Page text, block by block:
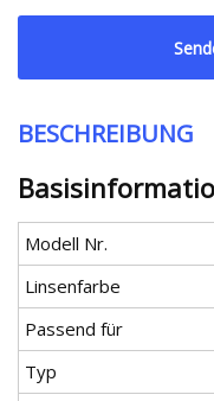
BESCHREIBUNG
Modell Nr.
Linsenfarbe
Passend für
Typ